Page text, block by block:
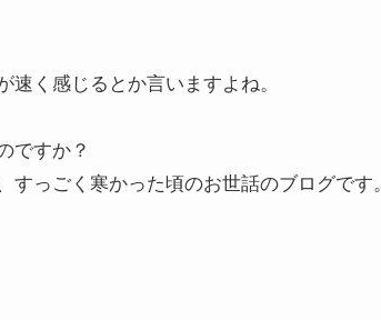
く感じるとか言いますよね。
ですか？
っごく寒かった頃のお世話のブログです。